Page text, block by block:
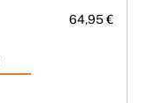
64,95 €